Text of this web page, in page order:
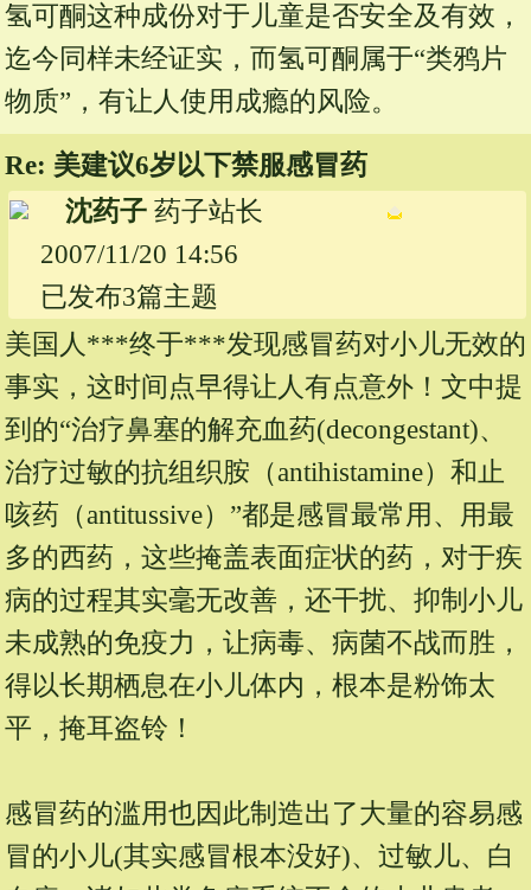
氢可酮这种成份对于儿童是否安全及有效，
迄今同样未经证实，而氢可酮属于“类鸦片
物质”，有让人使用成瘾的风险。
Re: 美建议6岁以下禁服感冒药
沈药子 药子站长
2007/11/20 14:56
已发布3篇主题
美国人***终于***发现感冒药对小儿无效的
事实，这时间点早得让人有点意外！文中提
到的“治疗鼻塞的解充血药(decongestant)、
治疗过敏的抗组织胺（antihistamine）和止
咳药（antitussive）”都是感冒最常用、用最
多的西药，这些掩盖表面症状的药，对于疾
病的过程其实毫无改善，还干扰、抑制小儿
未成熟的免疫力，让病毒、病菌不战而胜，
得以长期栖息在小儿体内，根本是粉饰太
平，掩耳盗铃！
感冒药的滥用也因此制造出了大量的容易感
冒的小儿(其实感冒根本没好)、过敏儿、白